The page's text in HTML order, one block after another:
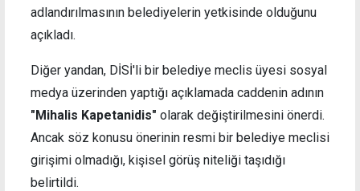
adlandırılmasının belediyelerin yetkisinde olduğunu
açıkladı.
Diğer yandan, DİSİ'li bir belediye meclis üyesi sosyal
medya üzerinden yaptığı açıklamada caddenin adının
"Mihalis Kapetanidis" olarak değiştirilmesini önerdi.
Ancak söz konusu önerinin resmi bir belediye meclisi
girişimi olmadığı, kişisel görüş niteliği taşıdığı
belirtildi.